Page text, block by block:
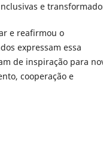
e
e reafirmou o
expressam essa
de inspiração para
cooperação e